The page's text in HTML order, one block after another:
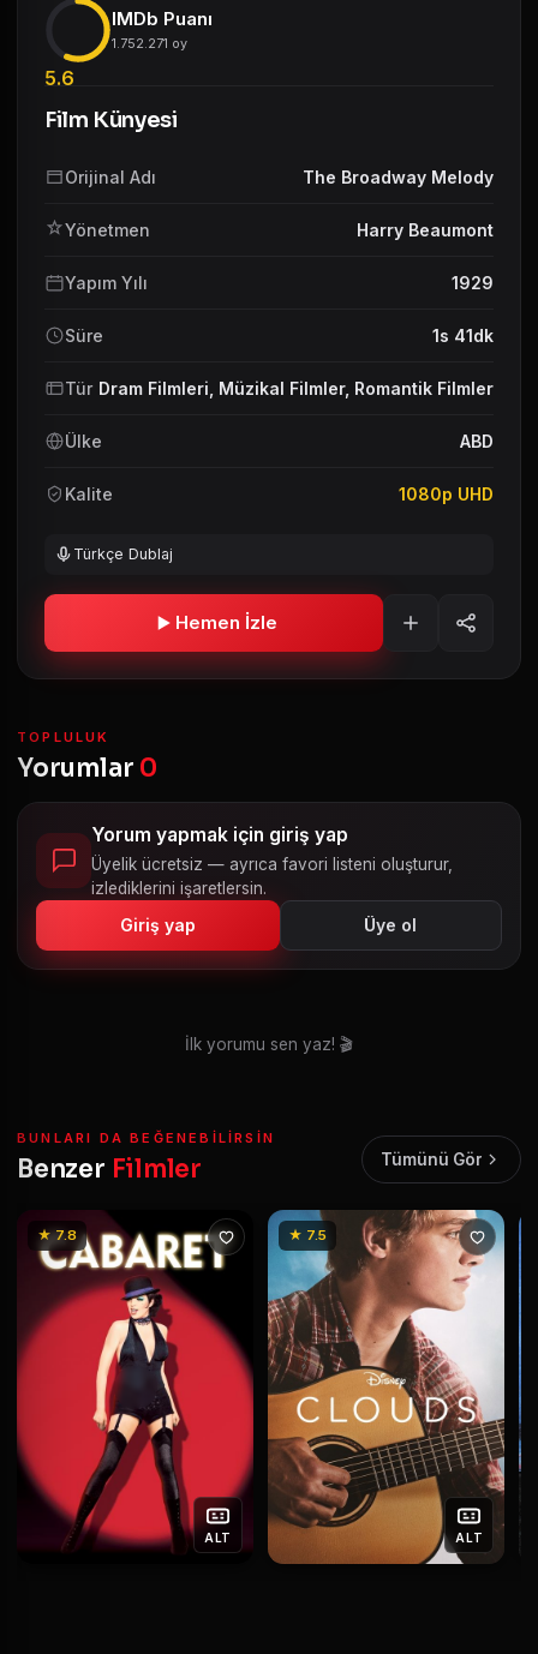
5.6
IMDb Puanı
1.752.271 oy
Film Künyesi
Orijinal Adı The Broadway Melody
Yönetmen Harry Beaumont
Yapım Yılı 1929
Süre 1s 41dk
Tür Dram Filmleri Müzikal Filmler, Romantik Filmler
Ülke ABD
Kalite 1080p UHD
Türkçe Dublaj
Hemen İzle
TOPLULUK
Yorumlar 0
Yorum yapmak için giriş yap
Üyelik ücretsiz — ayrıca favori listeni oluşturur,
izlediklerini işaretlersin.
Giriş yap Üye ol
İlk yorumu sen yaz! 🎬
BUNLARI DA BEĞENEBILIRSIN
Benzer Filmler Tümünü Gör
★ 7.8
ALT
★ 7.5
ALT